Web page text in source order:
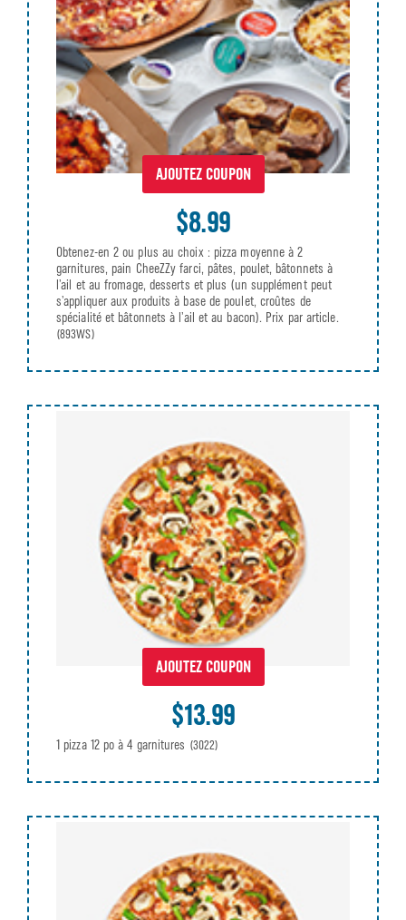
AJOUTEZ COUPON
$8.99
Obtenez-en 2 ou plus au choix : pizza moyenne à 2
garnitures, pain CheeZZy farci, pâtes, poulet, bâtonnets à
l’ail et au fromage, desserts et plus (un supplément peut
s’appliquer aux produits à base de poulet, croûtes de
spécialité et bâtonnets à l’ail et au bacon). Prix par article.
(893WS)
AJOUTEZ COUPON
$13.99
1 pizza 12 po à 4 garnitures (3022)